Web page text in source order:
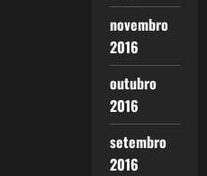
novembro
2016
outubro
2016
setembro
2016